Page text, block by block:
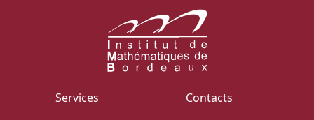
Services Contacts